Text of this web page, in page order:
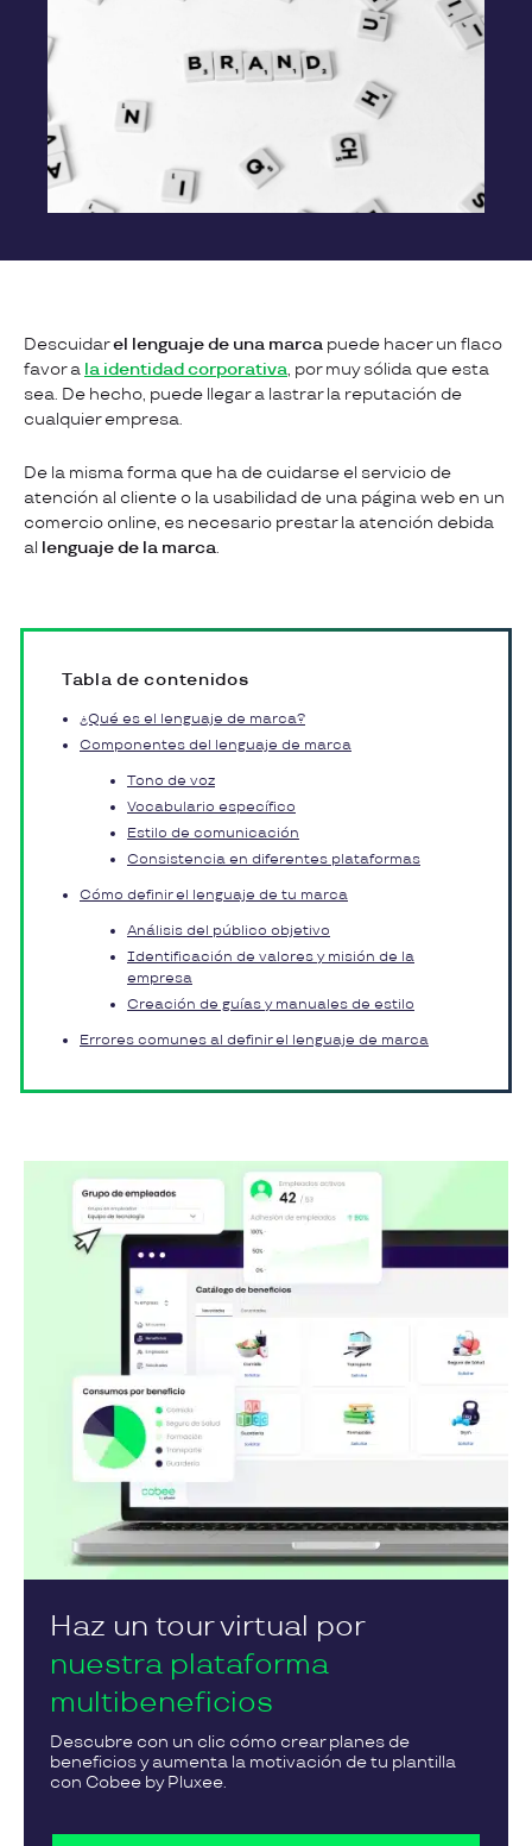
Descuidarel lenguaje de una marca puede hacer un flaco
favor a la identidad corporativa, por muy sólida que esta
sea. De hecho, puede llegar a lastrar la reputación de
cualquier empresa.
De la misma forma que ha de cuidarse el servicio de
atención al cliente o la usabilidad de una página web en un
comercio online, es necesario prestar la atención debida
al lenguaje de la marca.
Tabla de contenidos
¿Qué es el lenguaje de marca?
Componentes del lenguaje de marca
Tono de voz
Vocabulario específico
Estilo de comunicación
Consistencia en diferentes plataformas
Cómo definir el lenguaje de tu marca
Análisis del público objetivo
Identificación de valores y misión de la
empresa
Creación de guías y manuales de estilo
Errores comunes al definir el lenguaje de marca
Haz un tour virtual por
nuestra plataforma
multibeneficios
Descubre con un clic cómo crear planes de
beneficios y aumenta la motivación de tu plantilla
con Cobee by Pluxee.